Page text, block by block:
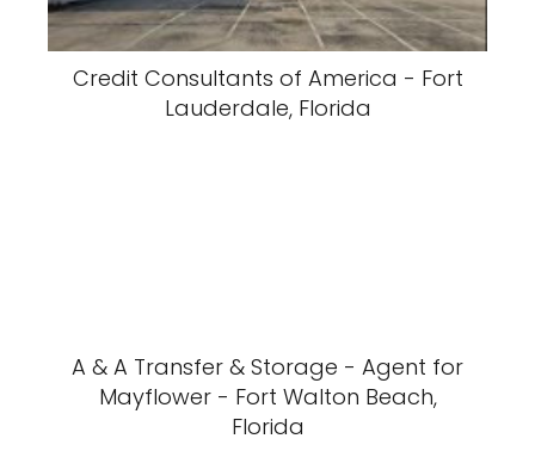
Credit Consultants of America - Fort
Lauderdale, Florida
A & A Transfer & Storage - Agent for
Mayflower - Fort Walton Beach,
Florida